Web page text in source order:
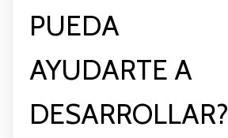
PUEDA
AYUDARTE A
DESARROLLAR?